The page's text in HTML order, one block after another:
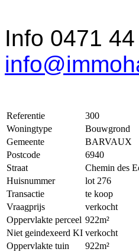
Info 0471
Referentie
300
Woningtype
Bouwgrond
Gemeente
BARVAUX
Postcode
6940
Straat
Chemin des
Huisnummer
lot 276
Transactie
te koop
Vraagprijs
verkocht
Oppervlakte perceel 922m²
Niet geindexeerd KI verkocht
Oppervlakte tuin
922m²